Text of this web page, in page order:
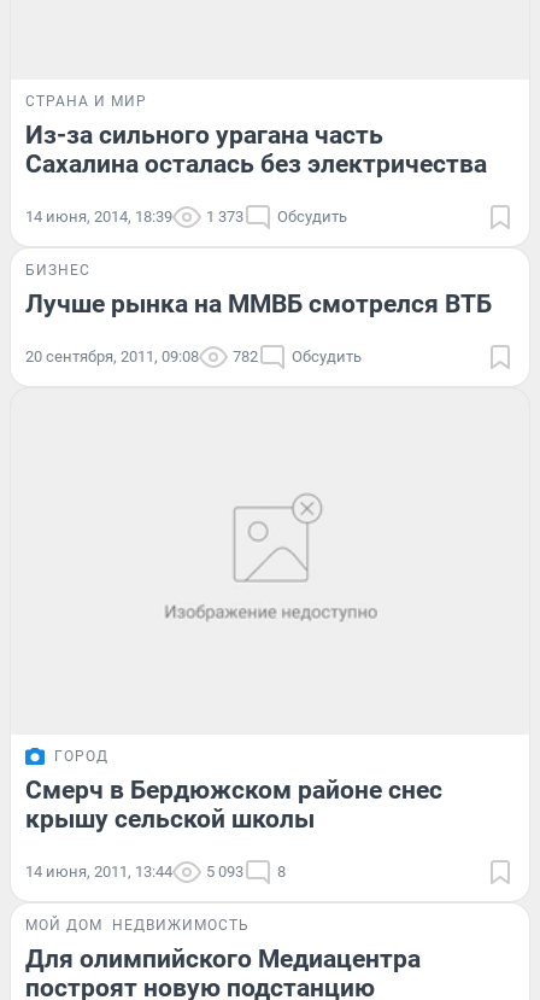
СТРАНА И МИР
Из-за сильного урагана часть
Сахалина осталась без электричества
14 июня, 2014, 18:39 1 373 Обсудить
БИЗНЕС
Лучше рынка на ММВБ смотрелся ВТБ
20 сентября, 2011, 09:08 782 Обсудить
ГОРОД
Смерч в Бердюжском районе снес
крышу сельской школы
14 июня, 2011, 13:44 5 093 8
МОЙ ДОМ НЕДВИЖИМОСТЬ
Для олимпийского Медиацентра
построят новую подстанцию